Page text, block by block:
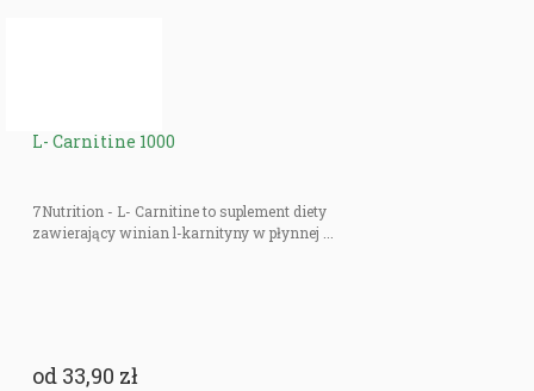
L- Carnitine 1000
7Nutrition - L- Carnitine to suplement diety
zawierający winian l-karnityny w płynnej ...
od 33,90 zł